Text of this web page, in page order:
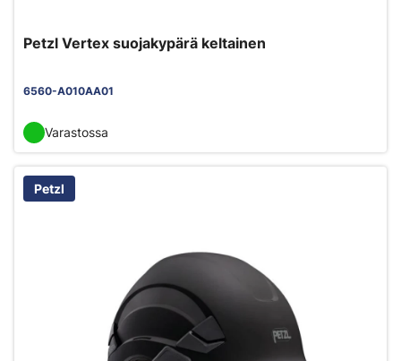
Petzl Vertex suojakypärä keltainen
6560-A010AA01
Varastossa
Petzl